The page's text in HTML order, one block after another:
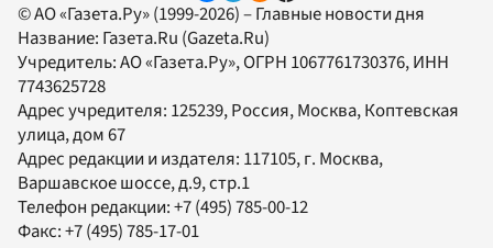
© АО «Газета.Ру» (1999-2026) – Главные новости дня
Название: Газета.Ru (Gazeta.Ru)
Учредитель:АО «Газета.Ру», ОГРН 1067761730376, ИНН
7743625728
Адрес учредителя: 125239, Россия, Москва, Коптевская
улица, дом 67
Адрес редакции и издателя: 117105, г. Москва,
Варшавское шоссе, д.9, стр.1
Телефон редакции:+7 (495) 785-00-12
Факс:+7 (495) 785-17-01